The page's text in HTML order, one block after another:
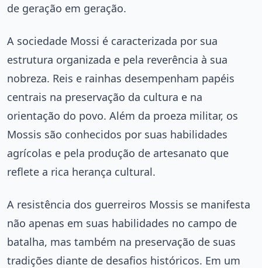
de geração em geração.
A sociedade Mossi é caracterizada por sua
estrutura organizada e pela reverência à sua
nobreza. Reis e rainhas desempenham papéis
centrais na preservação da cultura e na
orientação do povo. Além da proeza militar, os
Mossis são conhecidos por suas habilidades
agrícolas e pela produção de artesanato que
reflete a rica herança cultural.
A resistência dos guerreiros Mossis se manifesta
não apenas em suas habilidades no campo de
batalha, mas também na preservação de suas
tradições diante de desafios históricos. Em um